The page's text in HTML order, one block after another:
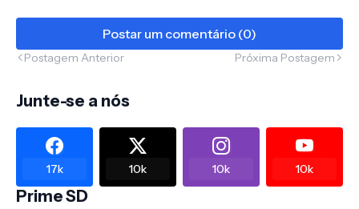
Postar um comentário (0)
Postagem Anterior Próxima Postagem
Junte-se a nós
17k 10k 10k 10k
Prime SD